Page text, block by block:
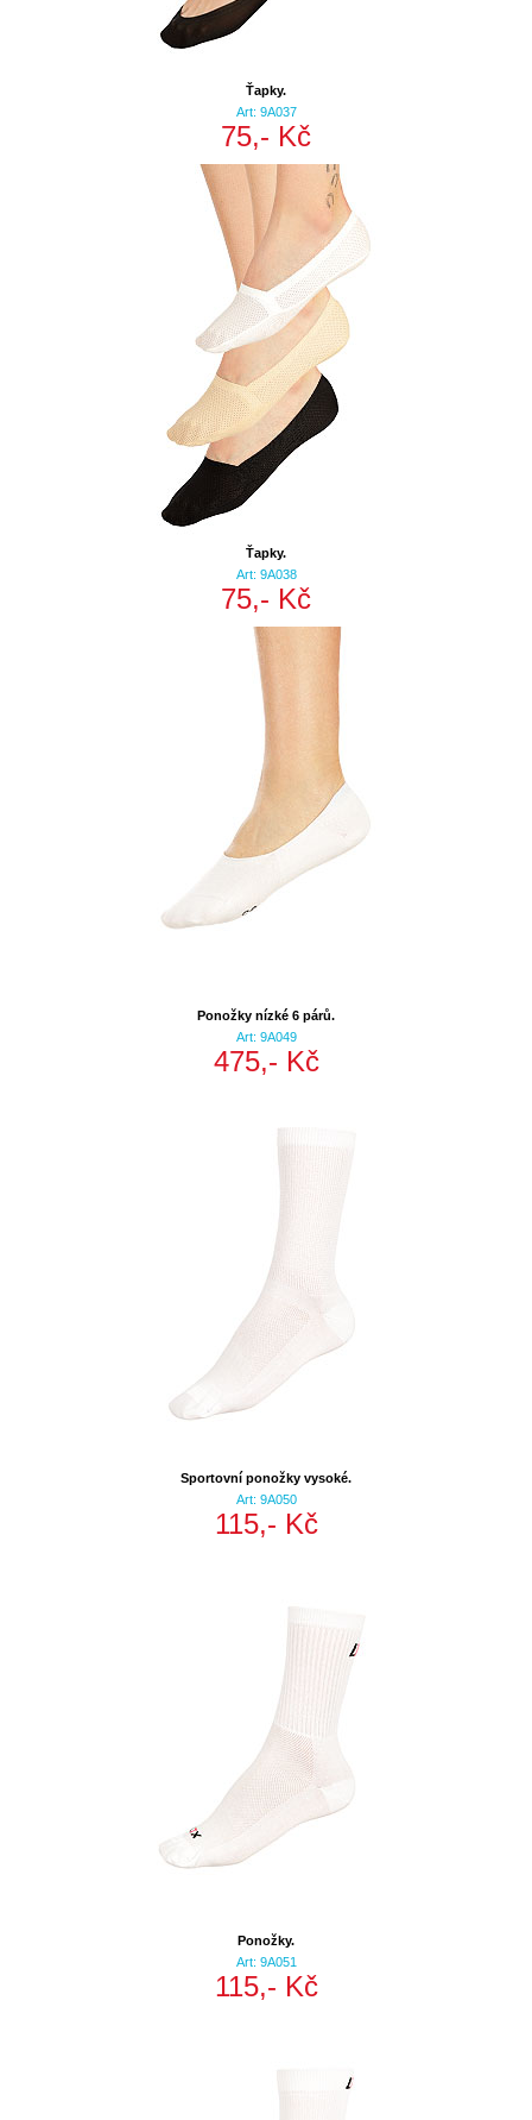
Ťapky.
Art: 9A037
75,- Kč
Ťapky.
Art: 9A038
75,- Kč
Ponožky nízké 6 párů.
Art: 9A049
475,- Kč
Sportovní ponožky vysoké.
Art: 9A050
115,- Kč
Ponožky.
Art: 9A051
115,- Kč